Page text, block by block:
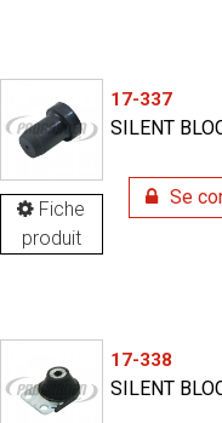
Fiche
produit
17-337
SILENT
Se
17-338
SILENT